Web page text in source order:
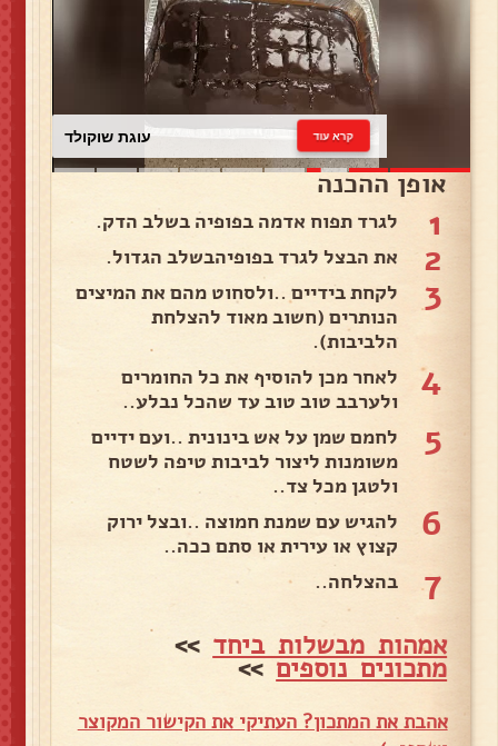
עוגת שוקולד קרא עוד
אופן ההכנה
1 לגרד תפוח אדמה בפופיה בשלב הדק.
2 את הבצל לגרד בפופיהבשלב הגדול.
3
לקחת בידיים ..ולסחוט מהם את המיצים
הנותרים (חשוב מאוד להצלחת
הלביבות).
4
לאחר מכן להוסיף את כל החומרים
ולערבב טוב טוב עד שהכל נבלע..
5
לחמם שמן על אש בינונית ..ועם ידיים
משומנות ליצור לביבות טיפה לשטח
ולטגן מכל צד..
6
להגיש עם שמנת חמוצה ..ובצל ירוק
קצוץ או עירית או סתם ככה..
7 בהצלחה..
אמהות מבשלות ביחד >>
מתכונים נוספים>>
אהבת את המתכון? העתיקי את הקישור המקוצר